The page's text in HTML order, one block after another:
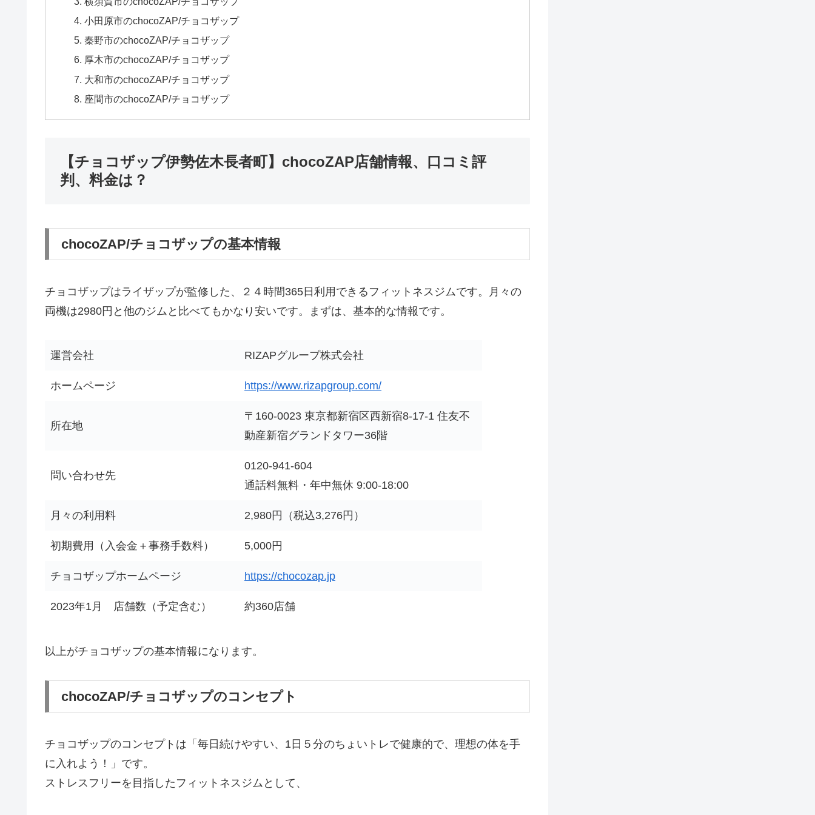
小田原市のchocoZAP/チョコザップ
秦野市のchocoZAP/チョコザップ
厚木市のchocoZAP/チョコザップ
大和市のchocoZAP/チョコザップ
座間市のchocoZAP/チョコザップ
【チョコザップ伊勢佐木長者町】chocoZAP店舗情報、口コミ評
判、料金は？
chocoZAP/チョコザップの基本情報
チョコザップはライザップが監修した、２４時間365日利用できるフィットネスジムです。月々の
両機は2980円と他のジムと比べてもかなり安いです。まずは、基本的な情報です。
運営会社 RIZAPグループ株式会社
ホームページ https://www.rizapgroup.com/
所在地
〒160-0023 東京都新宿区西新宿8-17-1 住友不
動産新宿グランドタワー36階
問い合わせ先
0120-941-604
通話料無料・年中無休 9:00-18:00
月々の利用料 2,980円（税込3,276円）
初期費用（入会金＋事務手数料） 5,000円
チョコザップホームページ https://chocozap.jp
2023年1月 店舗数（予定含む） 約360店舗
以上がチョコザップの基本情報になります。
chocoZAP/チョコザップのコンセプト
チョコザップのコンセプトは「毎日続けやすい、1日５分のちょいトレで健康的で、理想の体を手
に入れよう！」です。
ストレスフリーを目指したフィットネスジムとして、